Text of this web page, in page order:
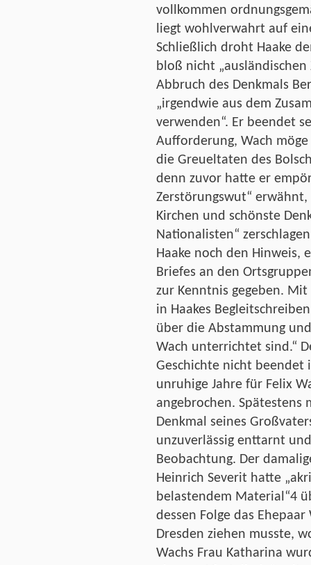
vollkommen
liegt wohlverwahrt auf
Schließlich droht Haake
bloß nicht
Abbruch des Denkmals
„irgendwie aus dem
verwenden“. Er beendet
Aufforderung, Wach
die Greueltaten des
denn zuvor hatte er
Zerstörungswut“
Kirchen und schönste
Nationalisten“
Haake noch den Hinweis,
Briefes an den
zur Kenntnis gegeben.
in Haakes
über die Abstammung
Wach unterrichtet sind.“
Geschichte nicht beendet
unruhige Jahre für Felix
angebrochen. Spätestens
Denkmal seines
unzuverlässig enttarnt
Beobachtung. Der
Heinrich Severit hatte
belastendem Material“4
dessen Folge das
Dresden ziehen musste,
Wachs Frau Katharina